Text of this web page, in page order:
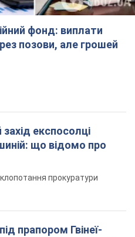
фонд: виплати
позови, але грошей
прокуратури
прапором Гвінеї-